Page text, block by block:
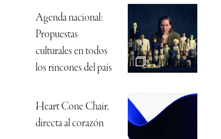
Agenda nacional:
Propuestas
culturales en todos
los rincones del país
Heart Cone Chair,
directa al corazón